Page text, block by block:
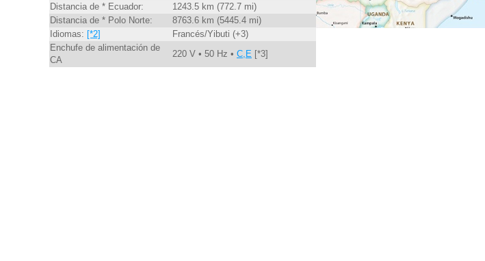
Distancia de * Ecuador:
1243.5 km (772.7 mi)
Distancia de * Polo Norte:
8763.6 km (5445.4 mi)
Idiomas: [*2]
Francés/Yibuti (+3)
Enchufe de alimentación de
CA
220 V • 50 Hz • C,E [*3]